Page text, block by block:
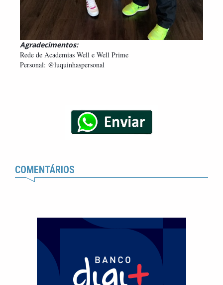
Agradecimentos:
Rede de Academias Well e Well Prime
Personal: @luquinhaspersonal
COMENTÁRIOS